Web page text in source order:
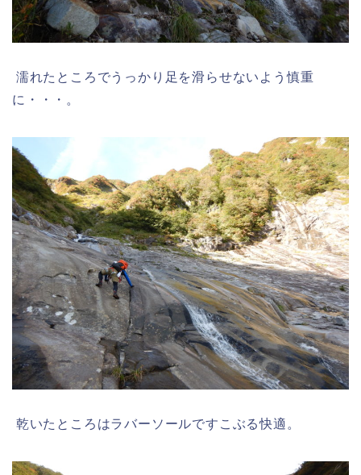
濡れたところでうっかり足を滑らせないよう慎重
に・・・。
乾いたところはラバーソールですこぶる快適。